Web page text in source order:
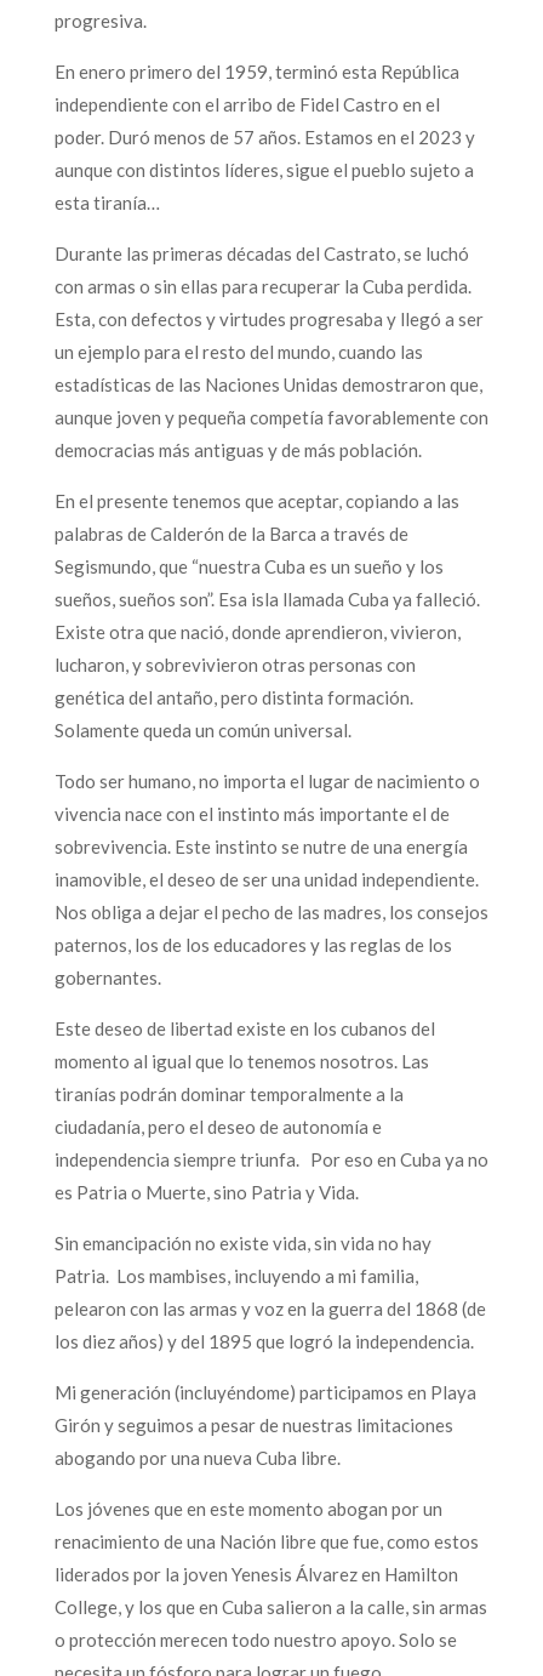
progresiva.
En enero primero del 1959, terminó esta República
independiente con el arribo de Fidel Castro en el
poder. Duró menos de 57 años. Estamos en el 2023 y
aunque con distintos líderes, sigue el pueblo sujeto a
esta tiranía…
Durante las primeras décadas del Castrato, se luchó
con armas o sin ellas para recuperar la Cuba perdida.
Esta, con defectos y virtudes progresaba y llegó a ser
un ejemplo para el resto del mundo, cuando las
estadísticas de las Naciones Unidas demostraron que,
aunque joven y pequeña competía favorablemente con
democracias más antiguas y de más población.
En el presente tenemos que aceptar, copiando a las
palabras de Calderón de la Barca a través de
Segismundo, que “nuestra Cuba es un sueño y los
sueños, sueños son”. Esa isla llamada Cuba ya falleció.
Existe otra que nació, donde aprendieron, vivieron,
lucharon, y sobrevivieron otras personas con
genética del antaño, pero distinta formación.
Solamente queda un común universal.
Todo ser humano, no importa el lugar de nacimiento o
vivencia nace con el instinto más importante el de
sobrevivencia. Este instinto se nutre de una energía
inamovible, el deseo de ser una unidad independiente.
Nos obliga a dejar el pecho de las madres, los consejos
paternos, los de los educadores y las reglas de los
gobernantes.
Este deseo de libertad existe en los cubanos del
momento al igual que lo tenemos nosotros. Las
tiranías podrán dominar temporalmente a la
ciudadanía, pero el deseo de autonomía e
independencia siempre triunfa. Por eso en Cuba ya no
es Patria o Muerte, sino Patria y Vida.
Sin emancipación no existe vida, sin vida no hay
Patria. Los mambises, incluyendo a mi familia,
pelearon con las armas y voz en la guerra del 1868 (de
los diez años) y del 1895 que logró la independencia.
Mi generación (incluyéndome) participamos en Playa
Girón y seguimos a pesar de nuestras limitaciones
abogando por una nueva Cuba libre.
Los jóvenes que en este momento abogan por un
renacimiento de una Nación libre que fue, como estos
liderados por la joven Yenesis Álvarez en Hamilton
College, y los que en Cuba salieron a la calle, sin armas
o protección merecen todo nuestro apoyo. Solo se